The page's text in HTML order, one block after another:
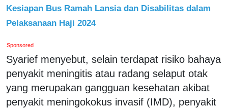
Kesiapan Bus Ramah Lansia dan Disabilitas dalam
Pelaksanaan Haji 2024
Sponsored
Syarief menyebut, selain terdapat risiko bahaya
penyakit meningitis atau radang selaput otak
yang merupakan gangguan kesehatan akibat
penyakit meningokokus invasif (IMD), penyakit